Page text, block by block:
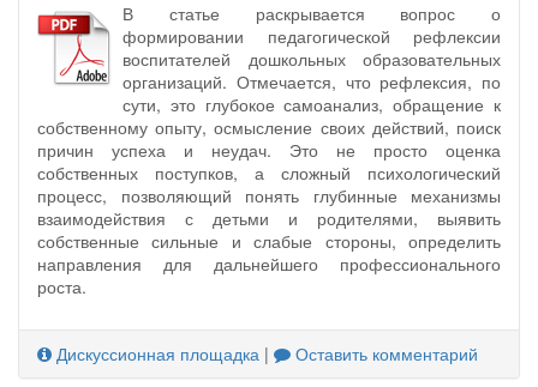
В статье раскрывается вопрос о
формировании педагогической рефлексии
воспитателей дошкольных образовательных
организаций. Отмечается, что рефлексия, по
сути, это глубокое самоанализ, обращение к
собственному опыту, осмысление своих действий, поиск
причин успеха и неудач. Это не просто оценка
собственных поступков, а сложный психологический
процесс, позволяющий понять глубинные механизмы
взаимодействия с детьми и родителями, выявить
собственные сильные и слабые стороны, определить
направления для дальнейшего профессионального
роста.
Дискуссионная площадка | Оставить комментарий